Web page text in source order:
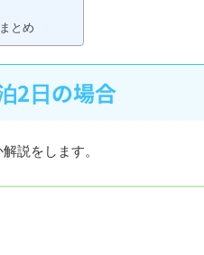
とめ
2日の場合
説をします。